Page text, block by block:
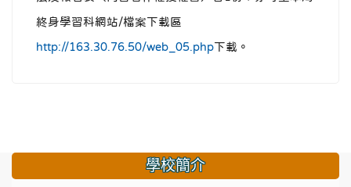
終身學習科網站/檔案下載區
http://163.30.76.50/web_05.php下載。
學校簡介